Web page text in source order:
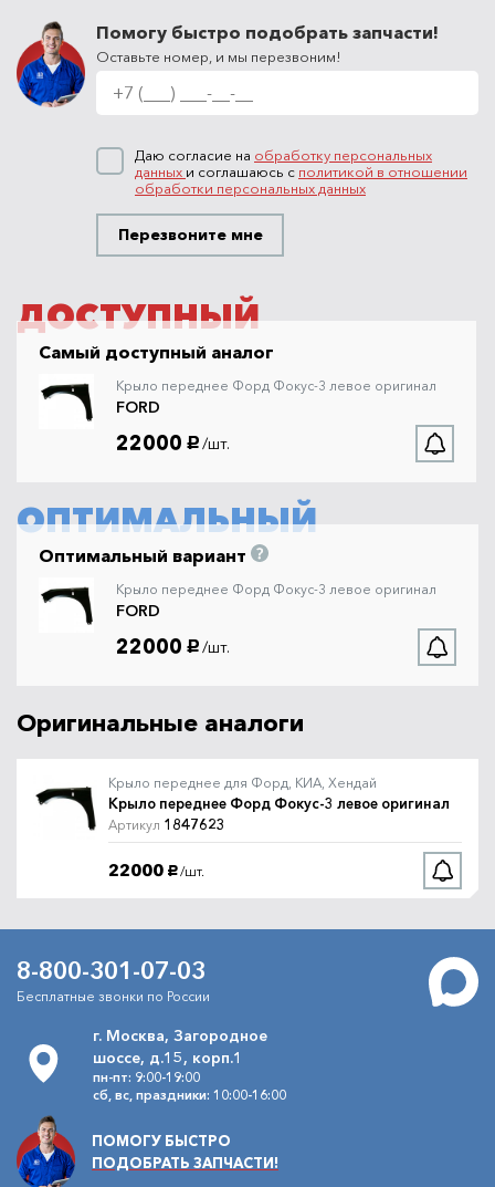
Помогу быстро подобрать запчасти!
Оставьте номер, и мы перезвоним!
Даю согласие на обработку персональных
данных и соглашаюсь с политикой в отношении
обработки персональных данных
Перезвоните мне
ДОСТУПНЫЙ
Самый доступный аналог
Крыло переднее Форд Фокус-3 левое оригинал
FORD
22000 руб. /шт.
ОПТИМАЛЬНЫЙ
Оптимальный вариант
Крыло переднее Форд Фокус-3 левое оригинал
FORD
22000 руб. /шт.
Оригинальные аналоги
Крыло переднее для Форд, КИА, Хендай
Крыло переднее Форд Фокус-3 левое оригинал
Артикул 1847623
22000 руб. /шт.
8-800-301-07-03
Бесплатные звонки по России
г. Москва, Загородное
шоссе, д.15, корп.1
пн-пт: 9:00-19:00
сб, вс, праздники: 10:00-16:00
ПОМОГУ БЫСТРО
ПОДОБРАТЬ ЗАПЧАСТИ!